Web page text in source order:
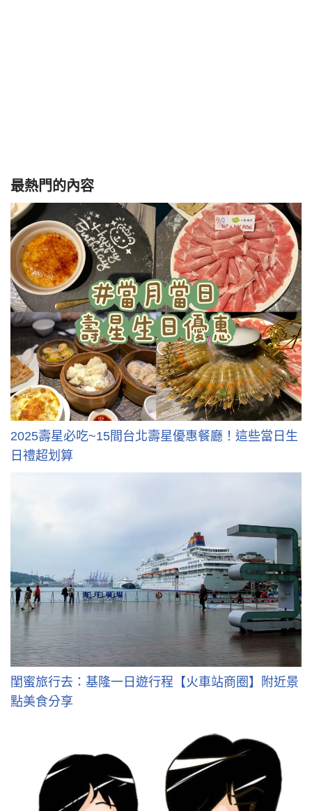
最熱門的內容
2025壽星必吃~15間台北壽星優惠餐廳！這些當日生
日禮超划算
閨蜜旅行去：基隆一日遊行程【火車站商圈】附近景
點美食分享